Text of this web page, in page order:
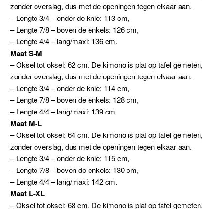
zonder overslag, dus met de openingen tegen elkaar aan.
– Lengte 3/4 – onder de knie: 113 cm,
– Lengte 7/8 – boven de enkels: 126 cm,
– Lengte 4/4 – lang/maxi: 136 cm.
Maat S-M
– Oksel tot oksel: 62 cm. De kimono is plat op tafel gemeten,
zonder overslag, dus met de openingen tegen elkaar aan.
– Lengte 3/4 – onder de knie: 114 cm,
– Lengte 7/8 – boven de enkels: 128 cm,
– Lengte 4/4 – lang/maxi: 139 cm.
Maat M-L
– Oksel tot oksel: 64 cm. De kimono is plat op tafel gemeten,
zonder overslag, dus met de openingen tegen elkaar aan.
– Lengte 3/4 – onder de knie: 115 cm,
– Lengte 7/8 – boven de enkels: 130 cm,
– Lengte 4/4 – lang/maxi: 142 cm.
Maat L-XL
– Oksel tot oksel: 68 cm. De kimono is plat op tafel gemeten,